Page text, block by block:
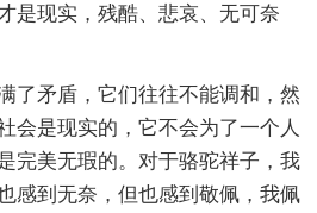
是现实，残酷、悲哀、无可奈
了矛盾，它们往往不能调和，然
会是现实的，它不会为了一个人
完美无瑕的。对于骆驼祥子，我
感到无奈，但也感到敬佩，我佩